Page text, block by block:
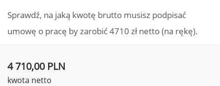
Sprawdź, na jaką kwotę brutto musisz podpisać
umowę o pracę by zarobić 4710 zł netto (na rękę).
4 710,00 PLN
kwota netto